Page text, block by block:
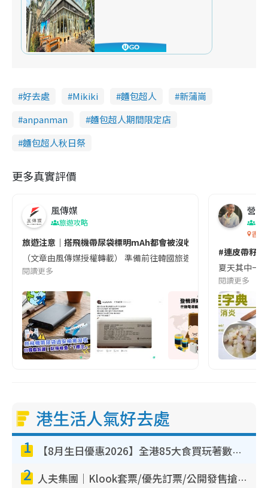
好去處 Mikiki 麵包超人
新蒲崗
anpanman
麵包超人期間限定店
麵包超人秋日祭
更多真實評價
風傳媒
旅遊攻略
旅遊注意｜搭飛機帶尿袋標明mAh都會被沒收😱出發前切記檢查
（文章由風傳媒授權轉載） 準備前往韓國旅遊的民眾，近期要
閱讀更多
營養
香港
#連皮帶籽
夏天其中一
閱讀更多
港生活人氣好去處
1 【8月生日優惠2026】全港85大食買玩著數攻略 自助餐/火鍋放題同行免費＋誠品/DONKI送現金券
2 人夫集團｜Klook套票/優先訂票/公開發售搶飛攻略！附票價.購票連結.場地座位表